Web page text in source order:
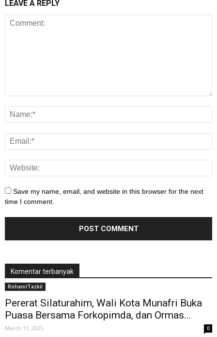
LEAVE A REPLY
Save my name, email, and website in this browser for the next
time I comment.
Komentar terbanyak
Rohani/Tazkil
Pererat Silaturahim, Wali Kota Munafri Buka
Puasa Bersama Forkopimda, dan Ormas...
March 11, 2025 0